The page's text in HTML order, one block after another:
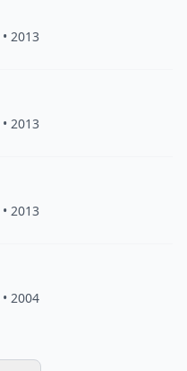
• 2013
• 2013
• 2013
• 2004